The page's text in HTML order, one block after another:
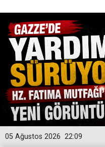
22:09
05 Ağustos 2026